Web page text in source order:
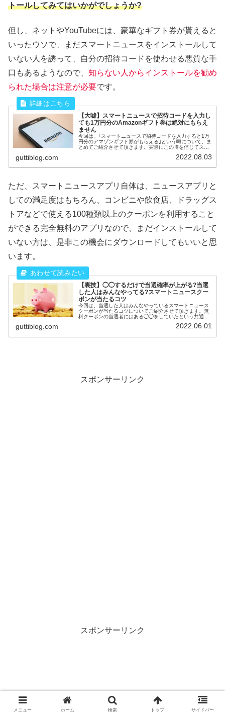
トールしてみてはいかがでしょうか?
但し、ネットやYouTubeには、豪華なギフト券が貰えると
いったウソで、まだスマートニュースをインストールして
いない人を誘って、自分の招待コードを使わせる悪質な手
口もあるようなので、 知らない人からインストールを勧め
られた場合は注意が必要です。
【大嘘】スマートニュースで招待コードを入力し
ても1万円分のAmazonギフト券は絶対にもらえ
ません
今回は、｢スマートニュースで招待コードを入力すると1万
円分のアマゾンギフト券がもらえる｣という噂について、ま
とめてご紹介させて頂きます。実際にこの噂を信じてスマ
guttiblog.com 2022.08.03
ただ、スマートニュースアプリ自体は、ニュースアプリと
しての満足度はもちろん、コンビニや飲食店、ドラッグス
トアなどで使える100種類以上のクーポンを利用すること
ができる完全無料のアプリなので、まだインストールして
いない方は、是非この機会にダウンロードしてもいいと思
います。
【裏技】◯◯するだけで当選確率が上がる?当選
した人はみんなやってる?スマートニュースクー
ポンが当たるコツ
今回は、当選した人はみんなやっているスマートニュース
クーポンが当たるコツについてご紹介させて頂きます。無
料クーポンの当選者にはある◯◯をしていたという共通点
guttiblog.com 2022.06.01
スポンサーリンク
スポンサーリンク
メニュー ホーム 検索 トップ サイドバー